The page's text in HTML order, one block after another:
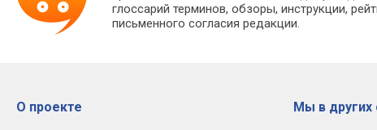
глоссарий терминов, обзоры, инструкции,
письменного согласия редакции.
О проекте Мы в других